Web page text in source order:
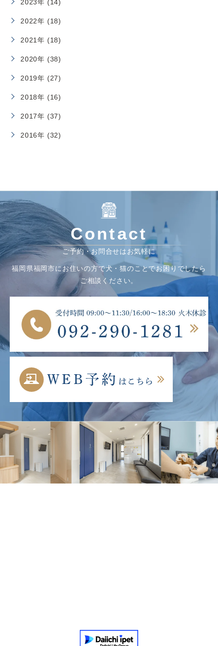
2023年 (14)
2022年 (18)
2021年 (18)
2020年 (38)
2019年 (27)
2018年 (16)
2017年 (37)
2016年 (32)
Contact
ご予約・お問合せはお気軽に
福岡県福岡市にお住いの方で犬・猫のことでお困りでしたら
ご相談ください。